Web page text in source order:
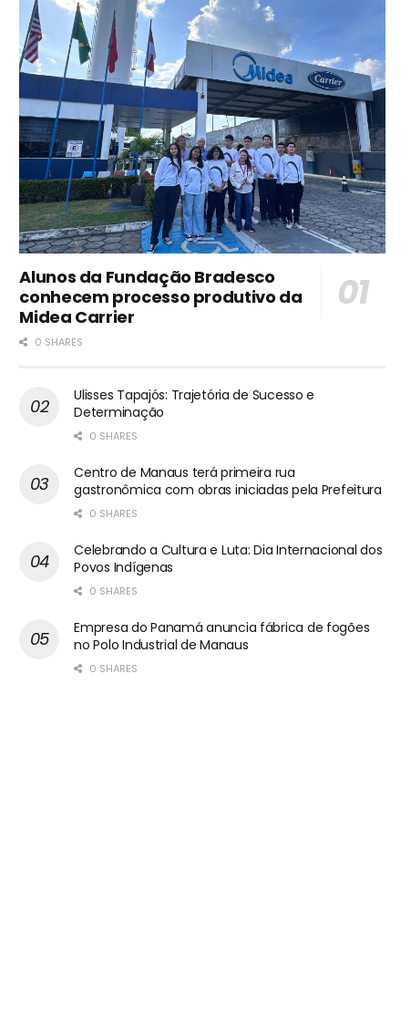
Alunos da Fundação Bradesco
conhecem processo produtivo da
Midea Carrier
0 SHARES
Ulisses Tapajós: Trajetória de Sucesso e
Determinação
0 SHARES
Centro de Manaus terá primeira rua
gastronômica com obras iniciadas pela Prefeitura
0 SHARES
Celebrando a Cultura e Luta: Dia Internacional dos
Povos Indígenas
0 SHARES
Empresa do Panamá anuncia fábrica de fogões
no Polo Industrial de Manaus
0 SHARES